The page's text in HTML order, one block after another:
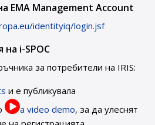
EMA Management Account
identityiq/login.jsf
на i-SPOC
за потребители на IRIS:
и е публикувала
a video demo, за да улеснят